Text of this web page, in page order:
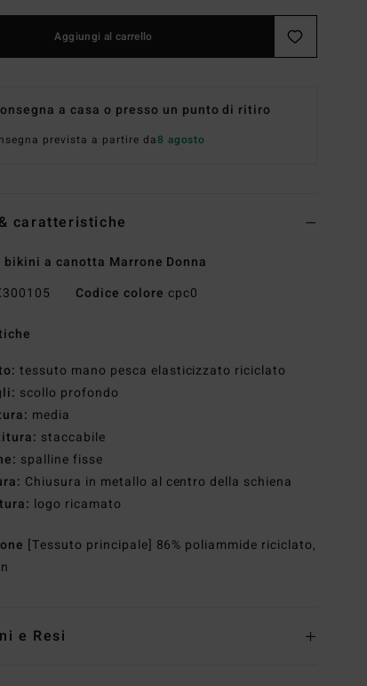
Aggiungi al carrello
a casa o presso un punto di ritiro
prevista a partire da8 agosto
caratteristiche
bikini a canotta Marrone Donna
Codice colore cpc0
tessuto mano pesca elasticizzato riciclato
scollo profondo
media
staccabile
spalline fisse
Chiusura in metallo al centro della schiena
logo ricamato
[Tessuto principale] 86% poliammide riciclato,
e Resi